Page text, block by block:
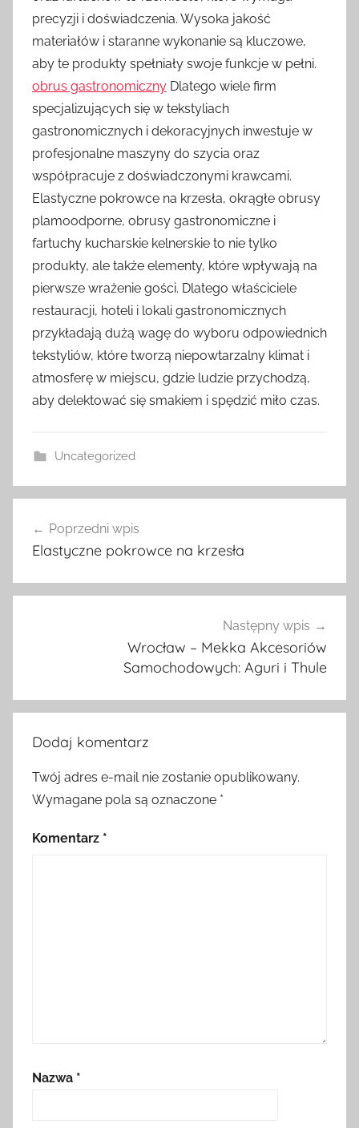
precyzji i doświadczenia. Wysoka jakość
materiałów i staranne wykonanie są kluczowe,
aby te produkty spełniały swoje funkcje w pełni.
obrus gastronomiczny Dlatego wiele firm
specjalizujących się w tekstyliach
gastronomicznych i dekoracyjnych inwestuje w
profesjonalne maszyny do szycia oraz
współpracuje z doświadczonymi krawcami.
Elastyczne pokrowce na krzesła, okrągłe obrusy
plamoodporne, obrusy gastronomiczne i
fartuchy kucharskie kelnerskie to nie tylko
produkty, ale także elementy, które wpływają na
pierwsze wrażenie gości. Dlatego właściciele
restauracji, hoteli i lokali gastronomicznych
przykładają dużą wagę do wyboru odpowiednich
tekstyliów, które tworzą niepowtarzalny klimat i
atmosferę w miejscu, gdzie ludzie przychodzą,
aby delektować się smakiem i spędzić miło czas.
Uncategorized
wpisu
Poprzedni wpis
Elastyczne pokrowce na krzesła
Następny wpis
Wrocław – Mekka Akcesoriów
Samochodowych: Aguri i Thule
Dodaj komentarz
Twój adres e-mail nie zostanie opublikowany.
Wymagane pola są oznaczone *
Komentarz *
Nazwa *